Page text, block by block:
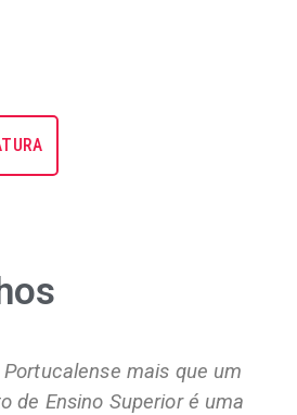
mais que um
de Ensino Superior é uma